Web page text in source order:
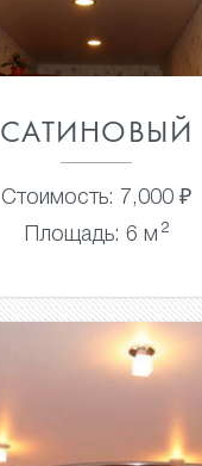
САТИНОВЫЙ
Стоимость: 7,000 ₽
Площадь: 6 м 2